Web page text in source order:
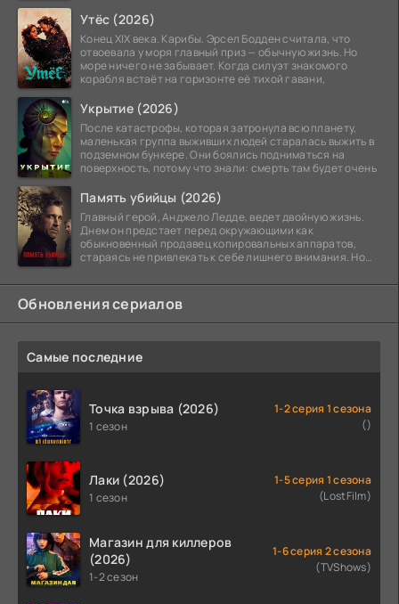
Утёс (2026)
Конец XIX века. Карибы. Эрсел Бодден считала, что
отвоевала у моря главный приз — обычную жизнь. Но
море ничего не забывает. Когда силуэт знакомого
корабля встаёт на горизонте её тихой гавани,
Укрытие (2026)
После катастрофы, которая затронула всю планету,
маленькая группа выживших людей старалась выжить в
подземном бункере. Они боялись подниматься на
поверхность, потому что знали: смерть там будет очень
Память убийцы (2026)
Главный герой, Анджело Ледде, ведет двойную жизнь.
Днем он предстает перед окружающими как
обыкновенный продавец копировальных аппаратов,
стараясь не привлекать к себе лишнего внимания. Но
Обновления сериалов
Самые последние
Точка взрыва (2026)
1 сезон
1-2 серия 1 сезона
()
Лаки (2026)
1 сезон
1-5 серия 1 сезона
(LostFilm)
Магазин для киллеров
(2026)
1-2 сезон
1-6 серия 2 сезона
(TVShows)